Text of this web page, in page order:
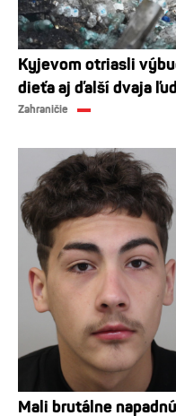
Kyjevom otriasli
dieťa aj ďalší dvaja
Zahraničie
Mali brutálne